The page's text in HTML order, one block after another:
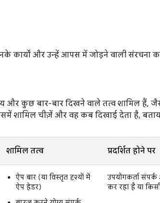
कार्यों और उन्हें आपस में जोड़ने वाली संरचना का
और कुछ बार-बार दिखने वाले तत्व शामिल हैं,
शामिल चीज़ें और वह कब दिखाई देता है,
शामिल तत्व प्रदर्शित होने पर
ऐप बार (या विस्तृत दृश्यों में
ऐप हेडर)
उपयोगकर्ता
कर रहा है या